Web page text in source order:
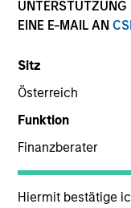
UNTERSTÜTZUNG
EINE E-MAIL AN
Sitz
Österreich
Funktion
Finanzberater
Hiermit bestätige
steigen oder
Basis der
Stanley Investment
Klicken Sie auf den
die Renditen des